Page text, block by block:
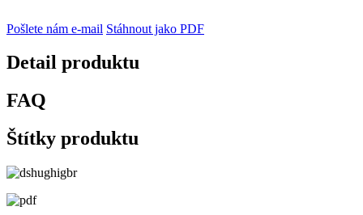
Pošlete nám e-mail Stáhnout jako PDF
Detail produktu
FAQ
Štítky produktu